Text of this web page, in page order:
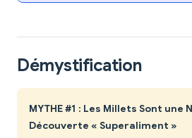
Démystification
MYTHE #1 : Les Millets Sont une
Découverte « Superaliment »